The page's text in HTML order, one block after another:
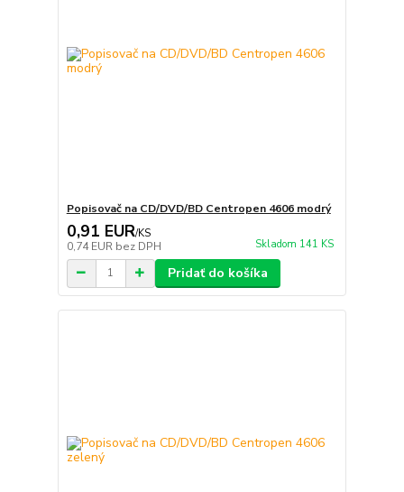
Popisovač na CD/DVD/BD Centropen 4606 modrý
0,91 EUR/KS
0,74 EUR bez DPH Skladom 141 KS
Pridať do košíka